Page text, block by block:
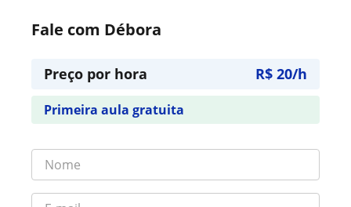
Fale com Débora
Preço por hora R$ 20/h
Primeira aula gratuita